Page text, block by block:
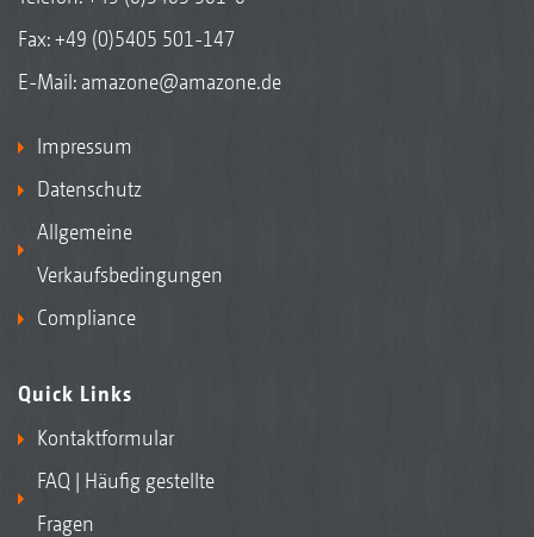
Fax: +49 (0)5405 501-147
E-Mail: amazone@amazone.de
Impressum
Datenschutz
Allgemeine
Verkaufsbedingungen
Compliance
Quick Links
Kontaktformular
FAQ | Häufig gestellte
Fragen